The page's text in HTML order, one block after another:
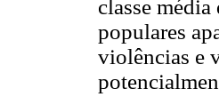
classe
populares
violências e